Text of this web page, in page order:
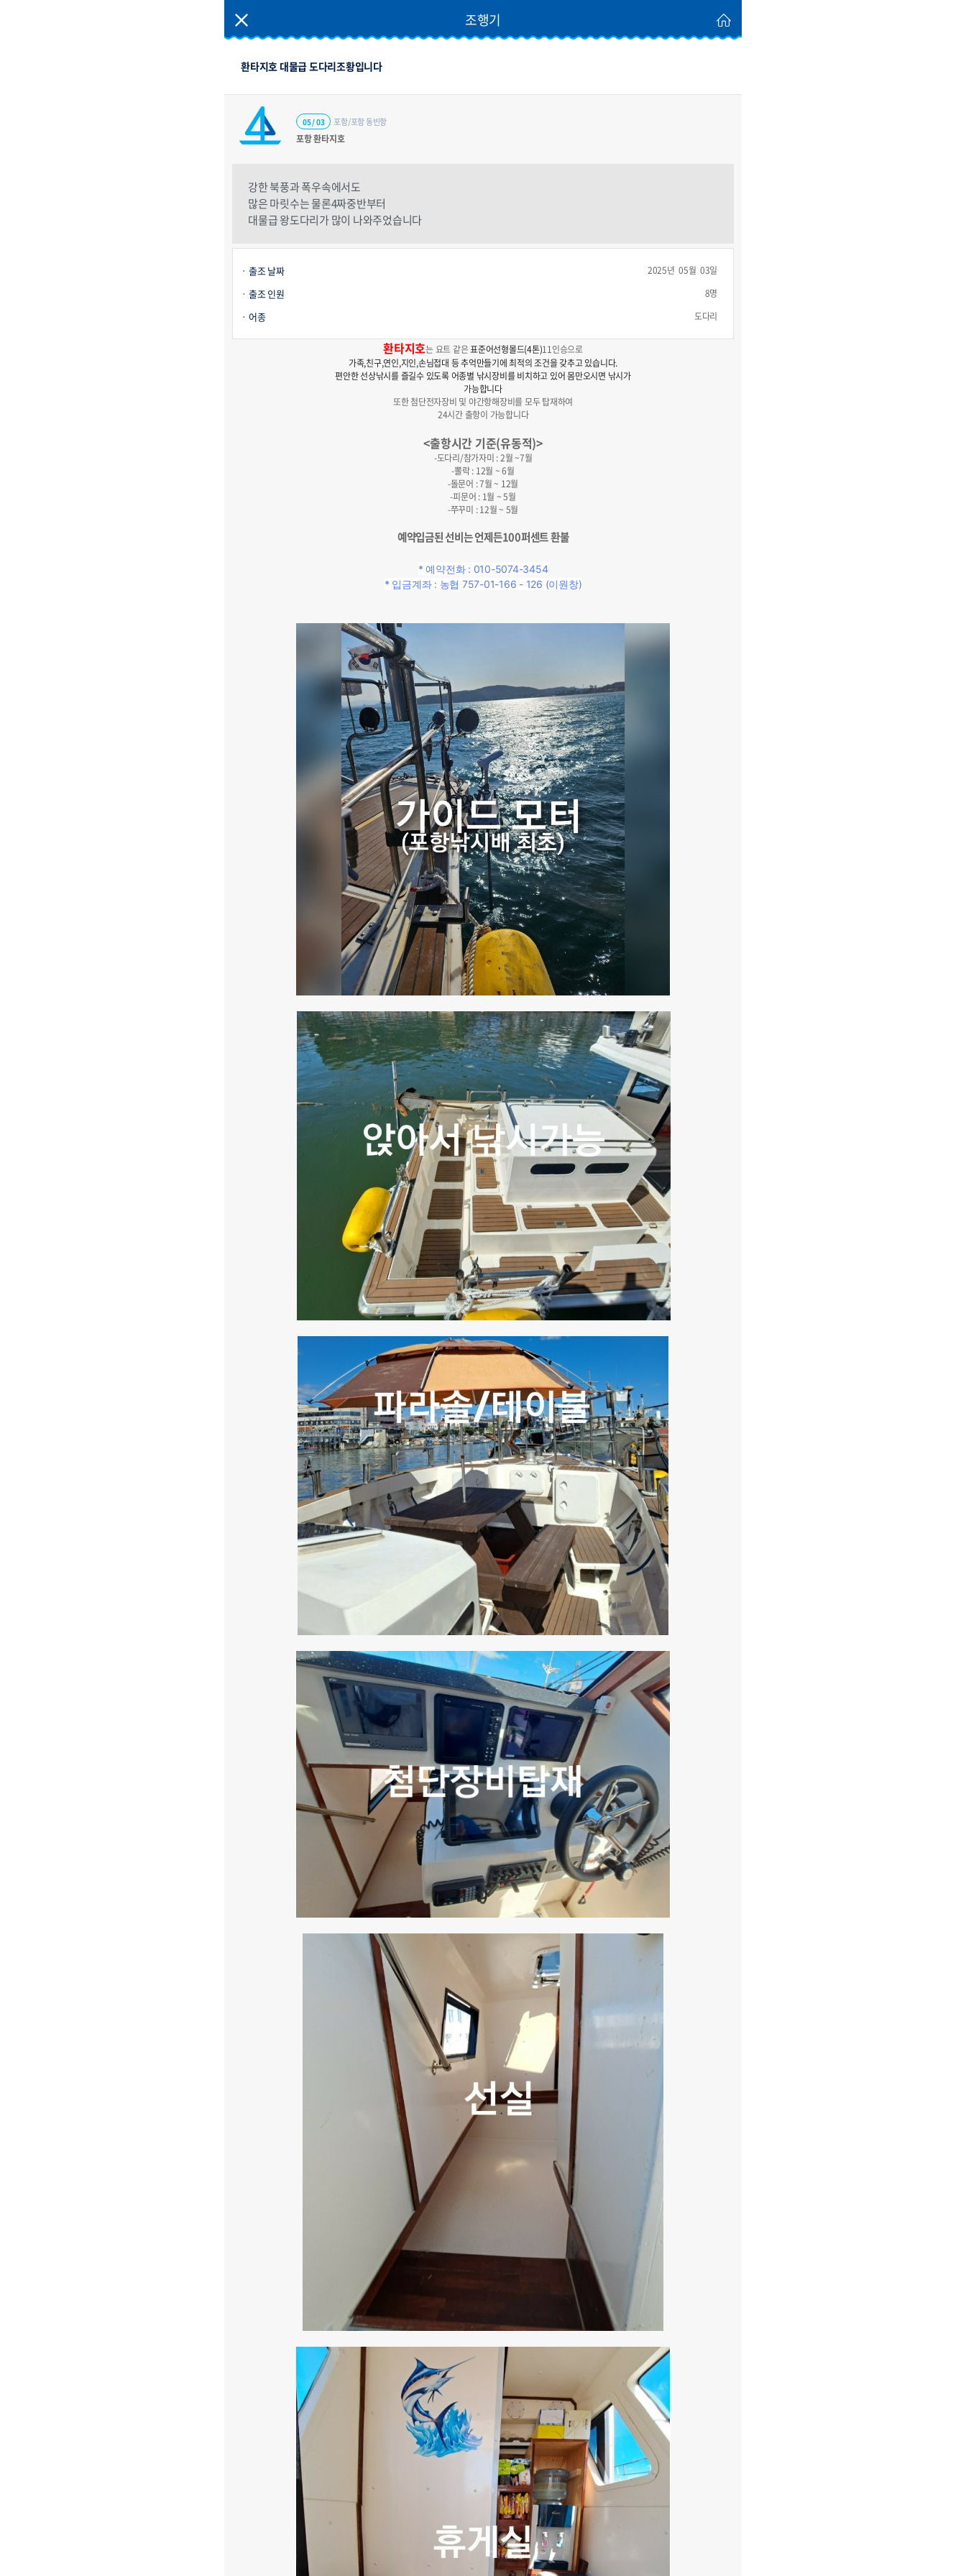
조행기
환타지호 대물급 도다리조황입니다
포항 환타지호
포항/포항 동빈항
05 / 03
강한 북풍과 폭우속에서도
많은 마릿수는 물론4짜중반부터
대물급 왕도다리가 많이 나와주었습니다
출조 날짜 2025년 05월 03일
출조 인원 8명
어종 도다리
환타지호는 요트 같은표준어선형몰드(4톤)11인승으로
가족,친구,연인,지인,손님접대 등 추억만들기에 최적의 조건을 갖추고 있습니다.
편안한 선상낚시를 즐길수 있도록 어종별 낚시장비를 비치하고 있어 몸만오시면 낚시가
가능합니다
또한 첨단전자장비 및 야간항해장비를 모두 탑재하여
24시간 출항이 가능합니다
<출항시간 기준(유동적)>
-도다리/참가자미 : 2월 ~7월
-뽈락 : 12월 ~ 6월
-돌문어 : 7월 ~ 12월
-피문어 : 1월 ~ 5월
-쭈꾸미 : 12월 ~ 5월
예약입금된 선비는 언제든100퍼센트 환불
*예약전화 : 010-5074-3454
* 입금계좌 : 농협 757-01-166 - 126 (이원창)